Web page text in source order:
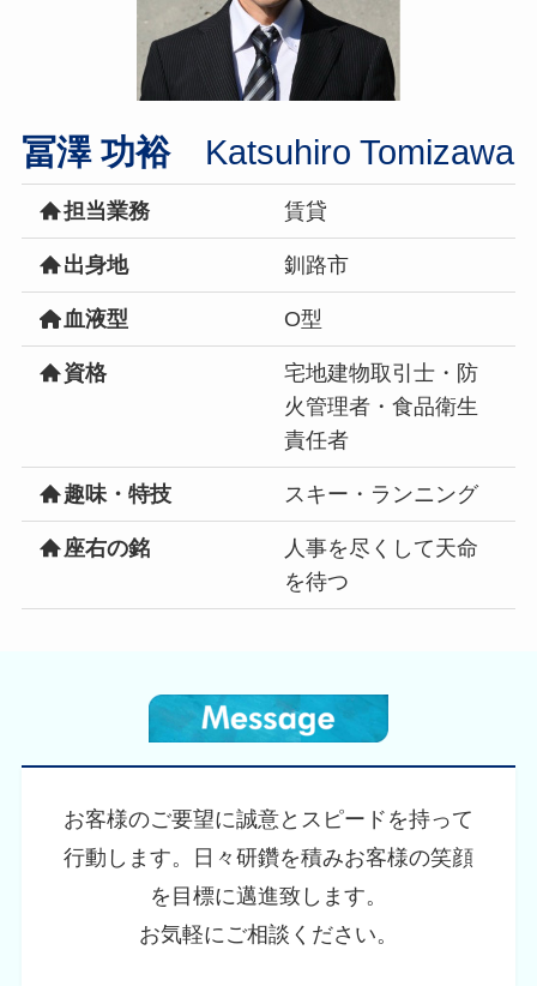
冨澤 功裕Katsuhiro Tomizawa
担当業務 賃貸
出身地 釧路市
血液型 O型
資格
宅地建物取引士・防
火管理者・食品衛生
責任者
趣味・特技 スキー・ランニング
座右の銘
人事を尽くして天命
を待つ
お客様のご要望に誠意とスピードを持って
行動します。日々研鑽を積みお客様の笑顔
を目標に邁進致します。
お気軽にご相談ください。